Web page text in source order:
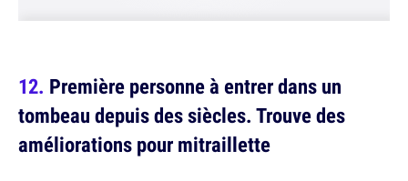
Première personne à entrer dans un
tombeau depuis des siècles. Trouve des
améliorations pour mitraillette